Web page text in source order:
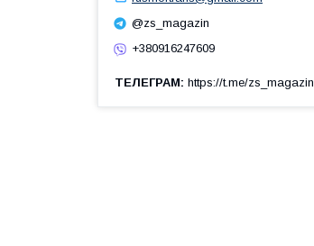
@zs_magazin
+380916247609
ТЕЛЕГРАМ https://t.me/zs_magazin